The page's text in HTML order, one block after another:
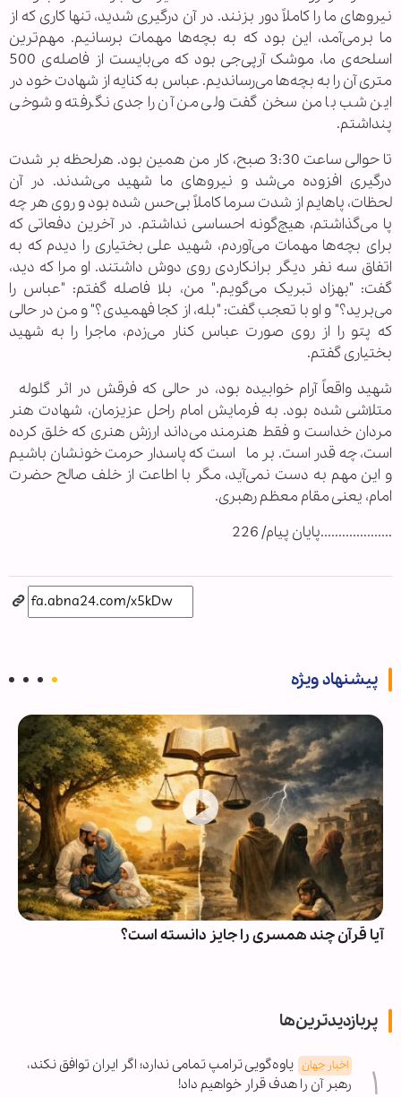
نیروهای ما را کاملاً دور بزنند. در آن درگیری شدید، تنها کاری که از
ما برمی‌آمد، این بود که به بچه‌ها مهمات برسانیم. مهم‌ترین
اسلحه‌ی ما، موشک آرپی‌جی بود که می‌بایست از فاصله‌ی 500
متری آن را به بچه‌ها می‌رساندیم. عباس به کنایه از شهادت خود در
این شب با من سخن گفت ولی من آن را جدی نگرفته و شوخی
پنداشتم.
تا حوالی ساعت 3:30 صبح، کار من همین بود. هرلحظه بر شدت
درگیری افزوده می‌شد و نیروهای ما شهید می‌شدند. در آن
لحظات، پاهایم از شدت سرما کاملاً بی‌حس شده بود و روی هر چه
پا می‌گذاشتم، هیچ‌گونه احساسی نداشتم. در آخرین دفعاتی که
برای بچه‌ها مهمات می‌آوردم، شهید علی بختیاری را دیدم که به
اتفاق سه نفر دیگر برانکاردی روی دوش داشتند. او مرا که دید،
گفت: "بهزاد تبریک می‌گویم." من، بلا فاصله گفتم: "عباس را
می‌برید؟" و او با تعجب گفت: "بله، از کجا فهمیدی؟" و من در حالی
که پتو را از روی صورت عباس کنار می‌زدم، ماجرا را به شهید
بختیاری گفتم.
شهید واقعاً آرام خوابیده بود، در حالی که فرقش در اثر گلوله
متلاشی شده بود. به فرمایش امام راحل عزیزمان، شهادت هنر
مردان خداست و فقط هنرمند می‌داند ارزش هنری که خلق کرده
است، چه قدر است. بر ما است که پاسدار حرمت خونشان باشیم
و این مهم به دست نمی‌آید، مگر با اطاعت از خلف صالح حضرت
امام، یعنی مقام معظم رهبری.
....................پايان پيام/ 226
پیشنهاد ویژه
آیا قرآن چند همسری را جایز دانسته است؟
پربازدیدترین‌ها
اخبار جهان یاوه‌گویی ترامپ تمامی ندارد؛ اگر ایران توافق نکند،
رهبر آن را هدف قرار خواهیم داد!